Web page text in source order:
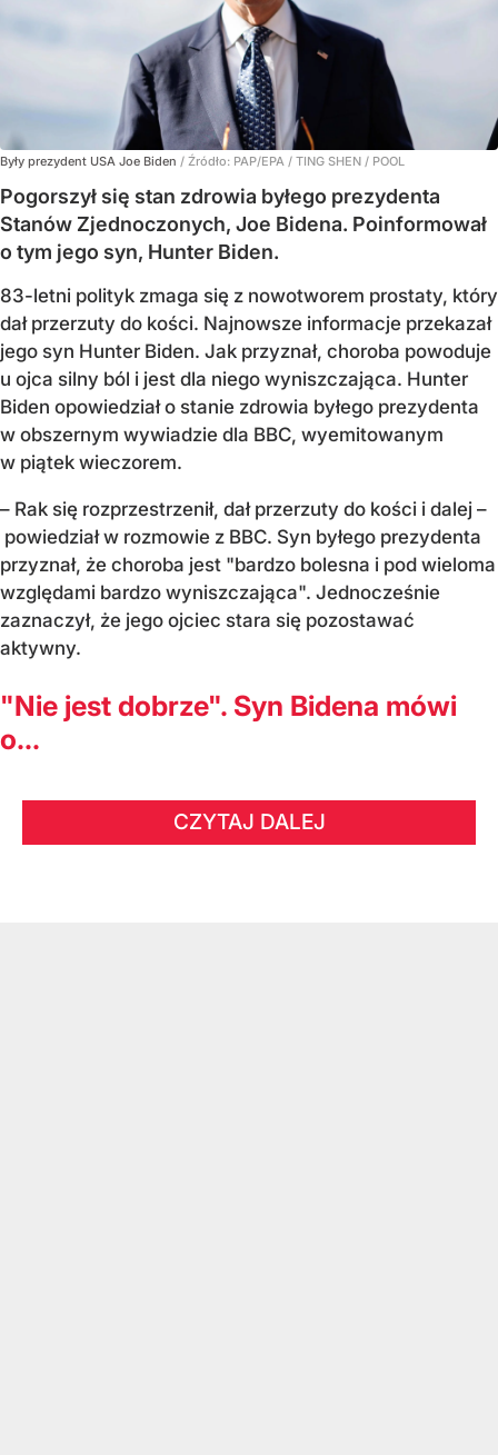
Były prezydent USA Joe Biden / Źródło: PAP/EPA / TING SHEN / POOL
Pogorszył się stan zdrowia byłego prezydenta
Stanów Zjednoczonych, Joe Bidena. Poinformował
o tym jego syn, Hunter Biden.
83-letni polityk zmaga się z nowotworem prostaty, który
dał przerzuty do kości. Najnowsze informacje przekazał
jego syn Hunter Biden. Jak przyznał, choroba powoduje
u ojca silny ból i jest dla niego wyniszczająca. Hunter
Biden opowiedział o stanie zdrowia byłego prezydenta
w obszernym wywiadzie dla BBC, wyemitowanym
w piątek wieczorem.
– Rak się rozprzestrzenił, dał przerzuty do kości i dalej –
powiedział w rozmowie z BBC. Syn byłego prezydenta
przyznał, że choroba jest "bardzo bolesna i pod wieloma
względami bardzo wyniszczająca". Jednocześnie
zaznaczył, że jego ojciec stara się pozostawać
aktywny.
"Nie jest dobrze". Syn Bidena mówi
o...
CZYTAJ DALEJ